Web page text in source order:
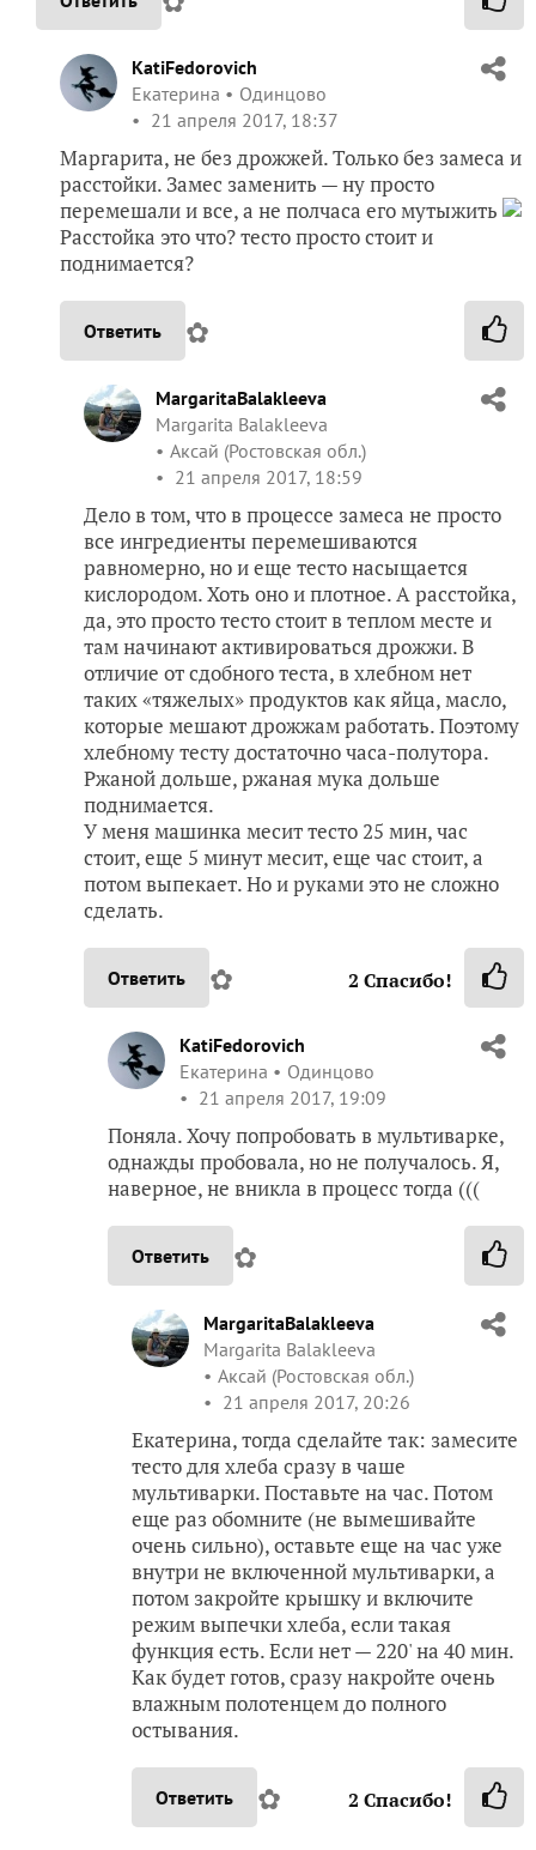
KatiFedorovich
Екатерина
Одинцово
21 апреля 2017, 18:37
Маргарита, не без дрожжей. Только без замеса и
расстойки. Замес заменить — ну просто
перемешали и все, а не полчаса его мутыжить
Расстойка это что? тесто просто стоит и
поднимается?
Ответить ✿
MargaritaBalakleeva
Margarita Balakleeva
Аксай (Ростовская обл.)
21 апреля 2017, 18:59
Дело в том, что в процессе замеса не просто
все ингредиенты перемешиваются
равномерно, но и еще тесто насыщается
кислородом. Хоть оно и плотное. А расстойка,
да, это просто тесто стоит в теплом месте и
там начинают активироваться дрожжи. В
отличие от сдобного теста, в хлебном нет
таких «тяжелых» продуктов как яйца, масло,
которые мешают дрожжам работать. Поэтому
хлебному тесту достаточно часа-полутора.
Ржаной дольше, ржаная мука дольше
поднимается.
У меня машинка месит тесто 25 мин, час
стоит, еще 5 минут месит, еще час стоит, а
потом выпекает. Но и руками это не сложно
сделать.
Ответить ✿ 2 Спасибо!
KatiFedorovich
Екатерина
Одинцово
21 апреля 2017, 19:09
Поняла. Хочу попробовать в мультиварке,
однажды пробовала, но не получалось. Я,
наверное, не вникла в процесс тогда (((
Ответить ✿
MargaritaBalakleeva
Margarita Balakleeva
Аксай (Ростовская обл.)
21 апреля 2017, 20:26
Екатерина, тогда сделайте так: замесите
тесто для хлеба сразу в чаше
мультиварки. Поставьте на час. Потом
еще раз обомните (не вымешивайте
очень сильно), оставьте еще на час уже
внутри не включенной мультиварки, а
потом закройте крышку и включите
режим выпечки хлеба, если такая
функция есть. Если нет — 220' на 40 мин.
Как будет готов, сразу накройте очень
влажным полотенцем до полного
остывания.
Ответить ✿ 2 Спасибо!